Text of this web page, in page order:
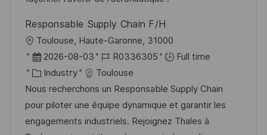
Responsable Supply Chain F/H
L
o
c
a
t
i
Toulouse, Haute-Garonne, 31000
P
o
s
t
e
2026-08-03
J
o
b
I
d
R0336305
Full time
C
a
t
e
Industry
Toulouse
Nous recherchons un Responsable Supply Chain
pour piloter une équipe dynamique et garantir les
engagements industriels. Rejoignez Thales à